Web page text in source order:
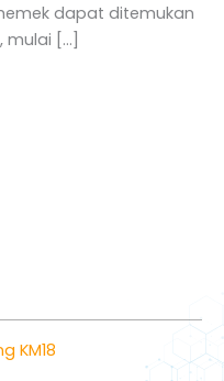
dapat ditemukan
[…]
KM18